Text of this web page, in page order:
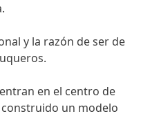
y la razón de ser de
en el centro de
un modelo